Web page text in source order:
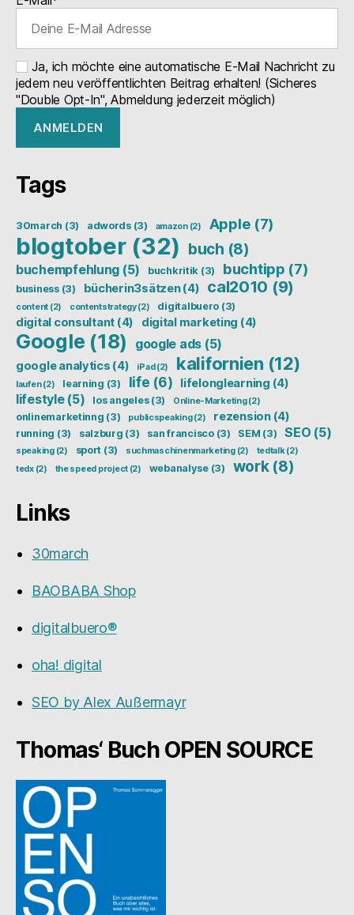
Ja, ich möchte eine automatische E-Mail Nachricht zu
jedem neu veröffentlichten Beitrag erhalten! (Sicheres
"Double Opt-In", Abmeldung jederzeit möglich)
Tags
30march (3) adwords(3) amazon(2) Apple (7)
blogtober(32) buch (8)
buchempfehlung (5) buchkritik (3) buchtipp (7)
business(3) bücherin3sätzen(4) cal2010 (9)
content (2) contentstrategy(2) digitalbuero (3)
digital consultant (4) digital marketing (4)
Google (18) google ads (5)
google analytics (4) iPad (2) kalifornien (12)
laufen(2) learning (3) life (6) lifelonglearning (4)
lifestyle(5) los angeles(3) Online-Marketing(2)
onlinemarketinng (3) publicspeaking(2) rezension(4)
running (3) salzburg (3) san francisco(3) SEM (3) SEO (5)
speaking(2) sport (3) suchmaschinenmarketing(2) tedtalk(2)
tedx(2) the speed project (2) webanalyse(3) work(8)
Links
30march
BAOBABA Shop
digitalbuero®
oha! digital
SEO by Alex Außermayr
Thomas‘ Buch OPEN SOURCE